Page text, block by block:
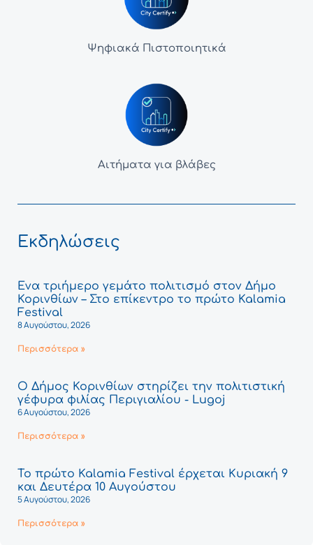
Ψηφιακά Πιστοποιητικά
Αιτήματα για βλάβες
Εκδηλώσεις
Ένα τριήμερο γεμάτο πολιτισμό στον Δήμο
Κορινθίων – Στο επίκεντρο το πρώτο Kalamia
Festival
8 Αυγούστου, 2026
Περισσότερα »
Ο Δήμος Κορινθίων στηρίζει την πολιτιστική
γέφυρα φιλίας Περιγιαλίου - Lugoj
6 Αυγούστου, 2026
Περισσότερα »
Το πρώτο Kalamia Festival έρχεται Κυριακή 9
και Δευτέρα 10 Αυγούστου
5 Αυγούστου, 2026
Περισσότερα »